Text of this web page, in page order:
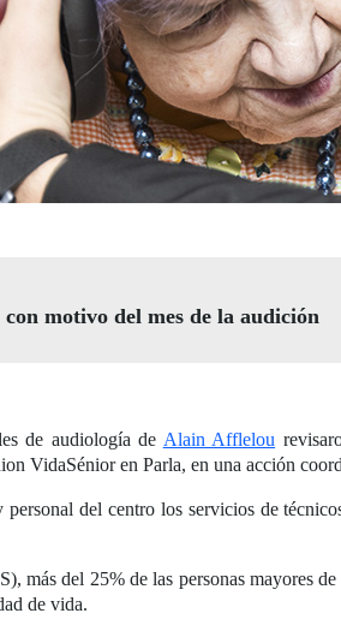
motivo del mes de la audición
de audiología de Alain Afflelou
VidaSénior en Parla, en una acción
del centro los servicios de
más del 25% de las personas mayores
de vida.